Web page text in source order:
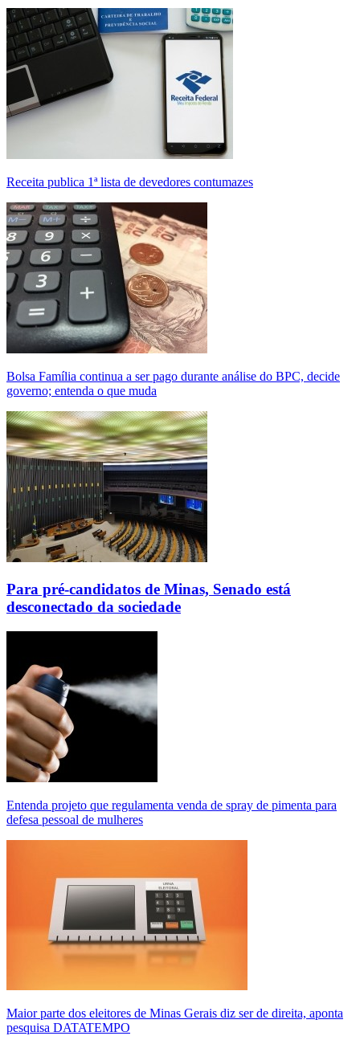
Receita publica 1ª lista de devedores contumazes
Bolsa Família continua a ser pago durante análise do BPC, decide
governo; entenda o que muda
Para pré-candidatos de Minas, Senado está
desconectado da sociedade
Entenda projeto que regulamenta venda de spray de pimenta para
defesa pessoal de mulheres
Maior parte dos eleitores de Minas Gerais diz ser de direita, aponta
pesquisa DATATEMPO